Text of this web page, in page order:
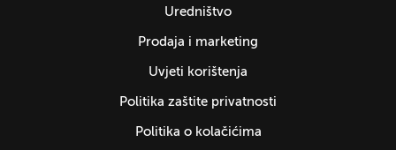
Uredništvo
Prodaja i marketing
Uvjeti korištenja
Politika zaštite privatnosti
Politika o kolačićima